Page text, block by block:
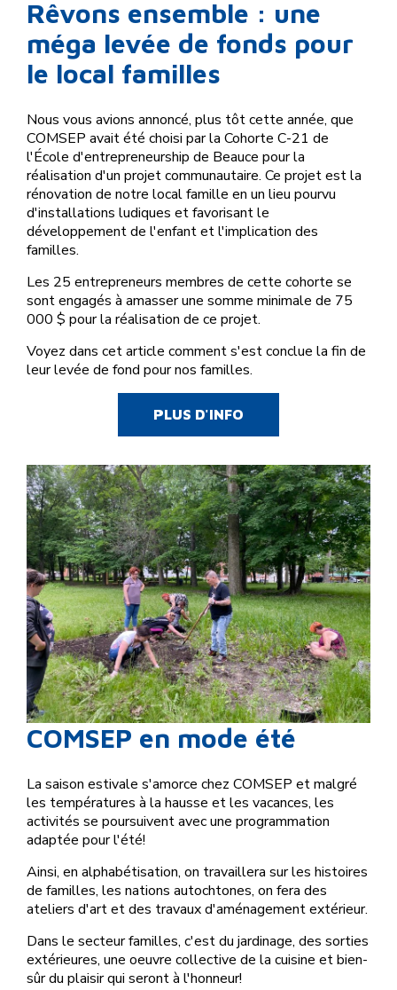
Rêvons ensemble : une
méga levée de fonds pour
le local familles
Nous vous avions annoncé, plus tôt cette année, que
COMSEP avait été choisi par la Cohorte C-21 de
l'École d'entrepreneurship de Beauce pour la
réalisation d'un projet communautaire. Ce projet est la
rénovation de notre local famille en un lieu pourvu
d'installations ludiques et favorisant le
développement de l'enfant et l'implication des
familles.
Les 25 entrepreneurs membres de cette cohorte se
sont engagés à amasser une somme minimale de 75
000 $ pour la réalisation de ce projet.
Voyez dans cet article comment s'est conclue la fin de
leur levée de fond pour nos familles.
PLUS D'INFO
COMSEP en mode été
La saison estivale s'amorce chez COMSEP et malgré
les températures à la hausse et les vacances, les
activités se poursuivent avec une programmation
adaptée pour l'été!
Ainsi, en alphabétisation, on travaillera sur les histoires
de familles, les nations autochtones, on fera des
ateliers d'art et des travaux d'aménagement extérieur.
Dans le secteur familles, c'est du jardinage, des sorties
extérieures, une oeuvre collective de la cuisine et bien-
sûr du plaisir qui seront à l'honneur!